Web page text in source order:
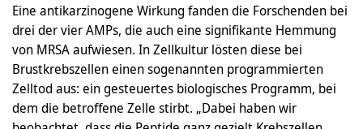
Eine antikarzinogene Wirkung fanden die Forschenden bei
drei der vier AMPs, die auch eine signifikante Hemmung
von MRSA aufwiesen. In Zellkultur lösten diese bei
Brustkrebszellen einen sogenannten programmierten
Zelltod aus: ein gesteuertes biologisches Programm, bei
dem die betroffene Zelle stirbt. „Dabei haben wir